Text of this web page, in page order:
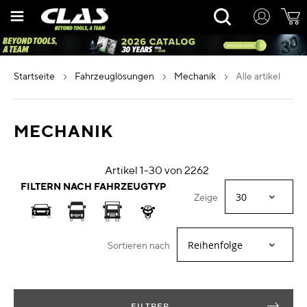
Inhalt
Rechercher
startseite fahrzeuglösungen mechanik alle artikel
MECHANIK
Artikel 1-30 von 2262
FILTERN NACH FAHRZEUGTYP
Zeige
Sortieren nach